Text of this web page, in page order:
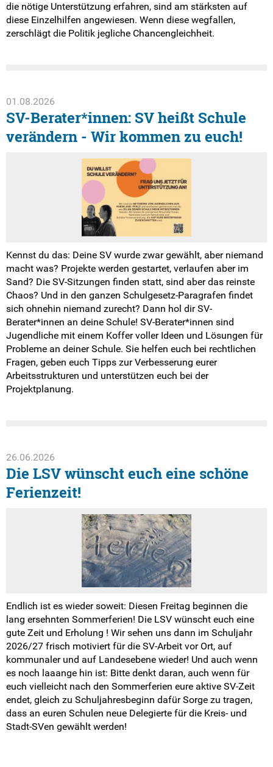
die nötige Unterstützung erfahren, sind am stärksten auf
diese Einzelhilfen angewiesen. Wenn diese wegfallen,
zerschlägt die Politik jegliche Chancengleichheit.
01.08.2026
SV-Berater*innen: SV heißt Schule
verändern - Wir kommen zu euch!
Kennst du das: Deine SV wurde zwar gewählt, aber niemand
macht was? Projekte werden gestartet, verlaufen aber im
Sand? Die SV-Sitzungen finden statt, sind aber das reinste
Chaos? Und in den ganzen Schulgesetz-Paragrafen findet
sich ohnehin niemand zurecht? Dann hol dir SV-
Berater*innen an deine Schule! SV-Berater*innen sind
Jugendliche mit einem Koffer voller Ideen und Lösungen für
Probleme an deiner Schule. Sie helfen euch bei rechtlichen
Fragen, geben euch Tipps zur Verbesserung eurer
Arbeitsstrukturen und unterstützen euch bei der
Projektplanung.
26.06.2026
Die LSV wünscht euch eine schöne
Ferienzeit!
Endlich ist es wieder soweit: Diesen Freitag beginnen die
lang ersehnten Sommerferien! Die LSV wünscht euch eine
gute Zeit und Erholung ! Wir sehen uns dann im Schuljahr
2026/27 frisch motiviert für die SV-Arbeit vor Ort, auf
kommunaler und auf Landesebene wieder! Und auch wenn
es noch laaange hin ist: Bitte denkt daran, auch wenn für
euch vielleicht nach den Sommerferien eure aktive SV-Zeit
endet, gleich zu Schuljahresbeginn dafür Sorge zu tragen,
dass an euren Schulen neue Delegierte für die Kreis- und
Stadt-SVen gewählt werden!